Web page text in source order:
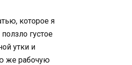
которое я
густое
утки и
же рабочую